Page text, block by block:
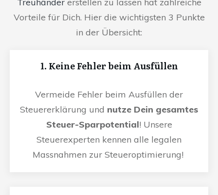
Vorteile für Dich. Hier die wichtigsten 3 Punkte
in der Übersicht:
1. Keine Fehler beim Ausfüllen
Vermeide Fehler beim Ausfüllen der
Steuererklärung und nutze Dein gesamtes
Steuer-Sparpotential! Unsere
Steuerexperten kennen alle legalen
Massnahmen zur Steueroptimierung!